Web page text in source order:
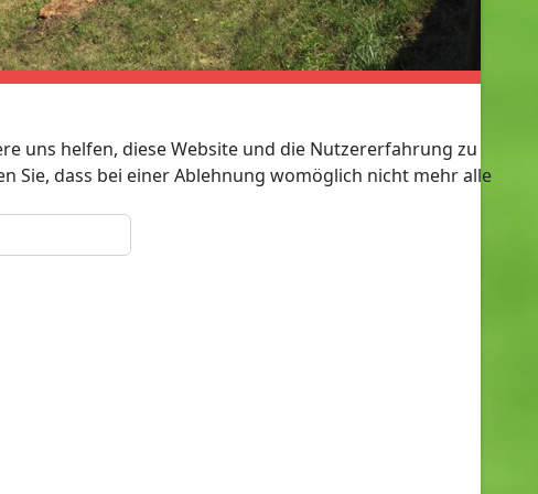
uns helfen, diese Website und die Nutzererfahrung zu
Sie, dass bei einer Ablehnung womöglich nicht mehr alle